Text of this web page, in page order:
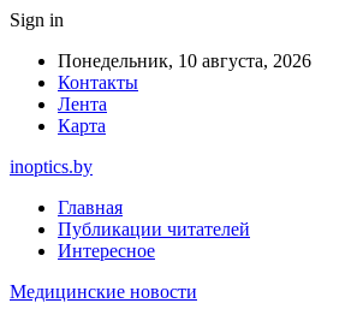
Sign in
Понедельник, 10 августа, 2026
Контакты
Лента
Карта
inoptics.by
Главная
Публикации читателей
Интересное
Медицинские новости